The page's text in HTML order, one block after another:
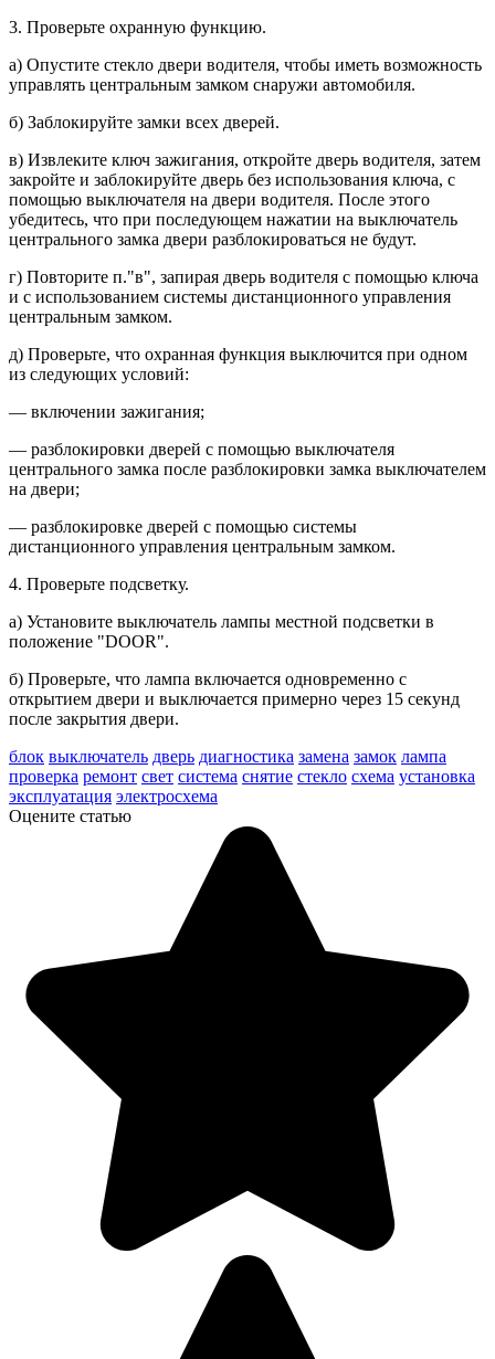
3. Проверьте охранную функцию.
а) Опустите стекло двери водителя, чтобы иметь возможность
управлять центральным замком снаружи авто­мобиля.
б) Заблокируйте замки всех дверей.
в) Извлеките ключ зажигания, от­кройте дверь водителя, затем
за­кройте и заблокируйте дверь без использования ключа, с
помощью выключателя на двери водителя. После этого
убедитесь, что при по­следующем нажатии на выключа­тель
центрального замка двери раз­блокироваться не будут.
г) Повторите п."в", запирая дверь во­дителя с помощью ключа
и с исполь­зованием системы дистанционного управления
центральным замком.
д) Проверьте, что охранная функция выключится при одном
из следую­щих условий:
— включении зажигания;
— разблокировки дверей с помощью выключателя
центрального замка после разблокировки замка выклю­чателем
на двери;
— разблокировке дверей с помощью системы
дистанционного управле­ния центральным замком.
4. Проверьте подсветку.
а) Установите выключатель лампы местной подсветки в
положение "DOOR".
б) Проверьте, что лампа включается одновременно с
открытием двери и выключается примерно через 15 се­кунд
после закрытия двери.
блок выключатель дверь диагностика замена замок лампа
проверка ремонт свет система снятие стекло схема установка
эксплуатация электросхема
Оцените статью